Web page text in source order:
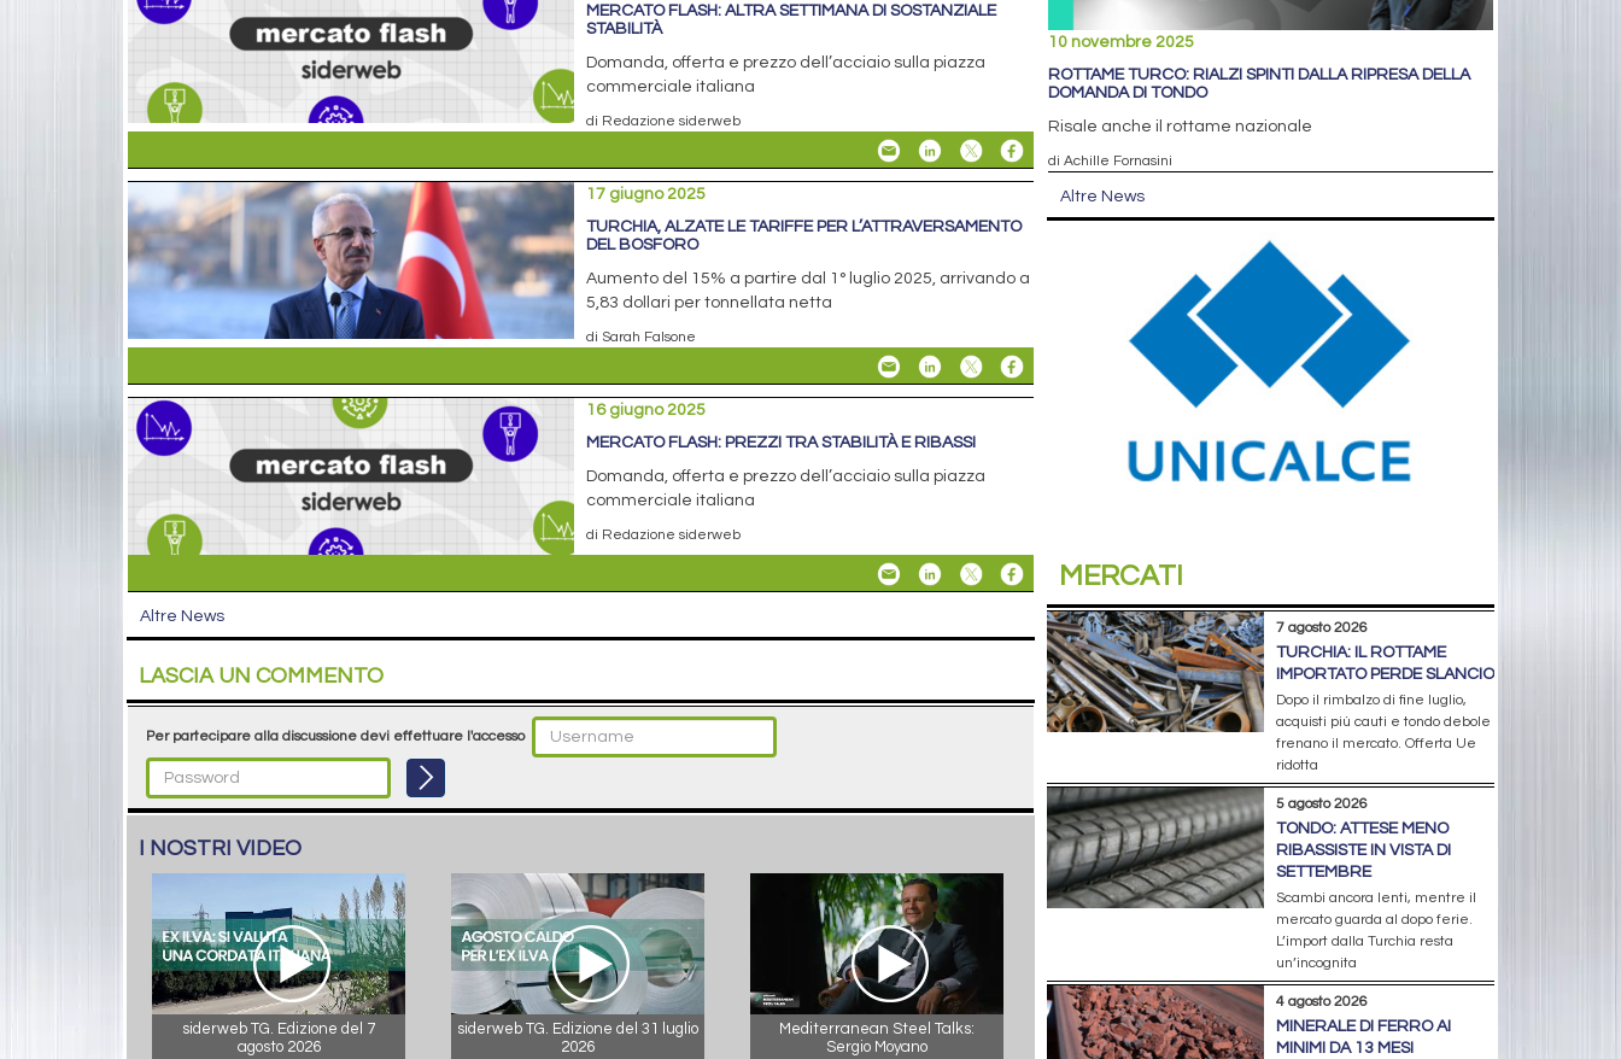
MERCATO FLASH: ALTRA SETTIMANA DI SOSTANZIALE
STABILITÀ
Domanda, offerta e prezzo dell’acciaio sulla piazza
commerciale italiana
di Redazione siderweb
17 giugno 2025
TURCHIA, ALZATE LE TARIFFE PER L’ATTRAVERSAMENTO
DEL BOSFORO
Aumento del 15% a partire dal 1° luglio 2025, arrivando a
5,83 dollari per tonnellata netta
di Sarah Falsone
16 giugno 2025
MERCATO FLASH: PREZZI TRA STABILITÀ E RIBASSI
Domanda, offerta e prezzo dell’acciaio sulla piazza
commerciale italiana
di Redazione siderweb
Altre News
LASCIA UN COMMENTO
Per partecipare alla discussione devi effettuare l'accesso
I NOSTRI VIDEO
siderweb TG. Edizione del 7
agosto 2026
siderweb TG. Edizione del 31 luglio
2026
Mediterranean Steel Talks:
Sergio Moyano
10 novembre 2025
ROTTAME TURCO: RIALZI SPINTI DALLA RIPRESA DELLA
DOMANDA DI TONDO
Risale anche il rottame nazionale
di Achille Fornasini
Altre News
MERCATI
7 agosto 2026
TURCHIA: IL ROTTAME
IMPORTATO PERDE SLANCIO
Dopo il rimbalzo di fine luglio,
acquisti più cauti e tondo debole
frenano il mercato. Offerta Ue
ridotta
5 agosto 2026
TONDO: ATTESE MENO
RIBASSISTE IN VISTA DI
SETTEMBRE
Scambi ancora lenti, mentre il
mercato guarda al dopo ferie.
L’import dalla Turchia resta
un’incognita
4 agosto 2026
MINERALE DI FERRO AI
MINIMI DA 13 MESI